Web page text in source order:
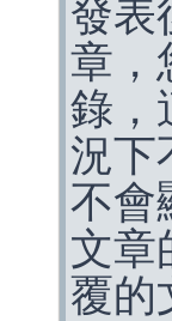
發表
章，
錄，
況下
不會
文章
覆的